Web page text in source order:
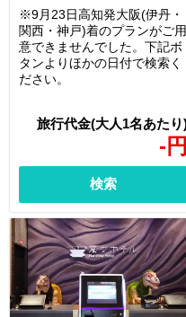
- 円
※9月23日高知発大阪(伊丹・
関西・神戸)着のプランがご用
意できませんでした。下記ボ
タンよりほかの日付で検索く
ださい。
検索